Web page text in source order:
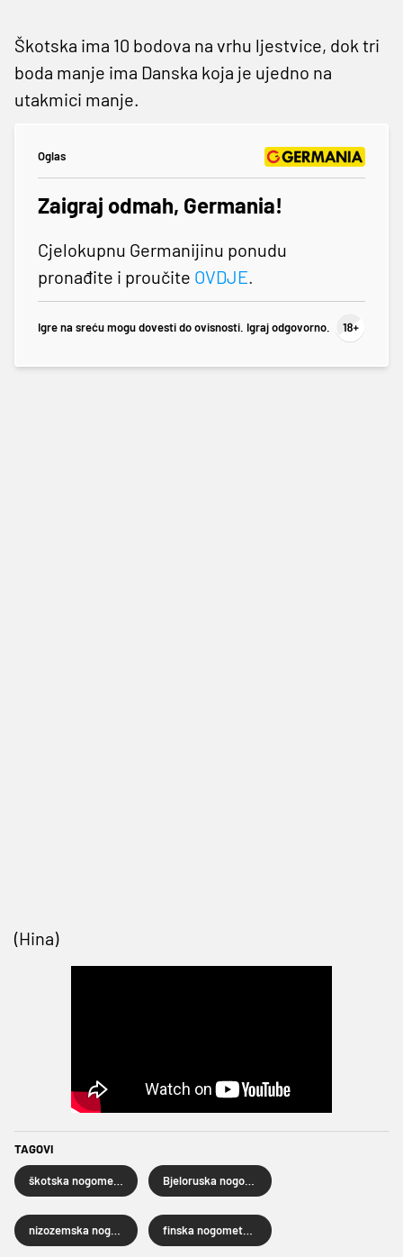
Škotska ima 10 bodova na vrhu ljestvice, dok tri
boda manje ima Danska koja je ujedno na
utakmici manje.
Oglas
Zaigraj odmah, Germania!
Cjelokupnu Germanijinu ponudu
pronađite i proučite OVDJE.
Igre na sreću mogu dovesti do ovisnosti. Igraj odgovorno.
(Hina)
TAGOVI